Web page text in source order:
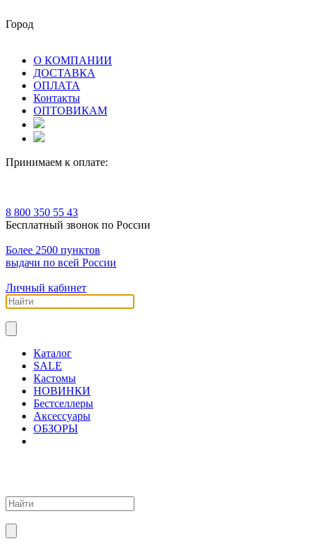
Город
О КОМПАНИИ
ДОСТАВКА
ОПЛАТА
Контакты
ОПТОВИКАМ
Принимаем к оплате:
8 800 350 55 43
Бесплатный звонок по России
Более 2500 пунктов
выдачи по всей России
Личный кабинет
Каталог
SALE
Кастомы
НОВИНКИ
Бестселлеры
Аксессуары
ОБЗОРЫ